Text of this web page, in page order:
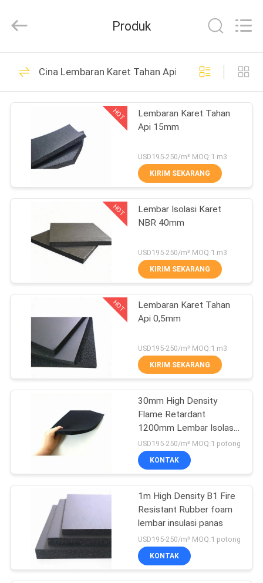
RUMAH
PRODUK
TENTANG
KAMI
TUR
KONTROL
BLOG
PERMINTAAN
PENAWARAN
SITEMAP
PRIVACY
POLICY
Commerce
All
Reserved.
Lembar Isolasi
Karet Nitril
32
Lembaran Karet
NBR
31
Lembaran Karet
Tahan Api
Gulungan Isolasi
Karet
28
21
Produk
Cina Lembaran Karet Tahan Api
HOT
Lembaran Karet Tahan
Api 15mm
USD195-250/m³ MOQ:1 m3
KIRIM SEKARANG
HOT
Lembar Isolasi Karet
NBR 40mm
USD195-250/m³ MOQ:1 m3
KIRIM SEKARANG
HOT
Lembaran Karet Tahan
Api 0,5mm
USD195-250/m³ MOQ:1 m3
KIRIM SEKARANG
30mm High Density
Flame Retardant
1200mm Lembar Isolasi
Busa Karet
USD195-250/m³ MOQ:1 potong
KONTAK
1m High Density B1 Fire
Resistant Rubber foam
lembar insulasi panas
USD195-250/m³ MOQ:1 potong
KONTAK